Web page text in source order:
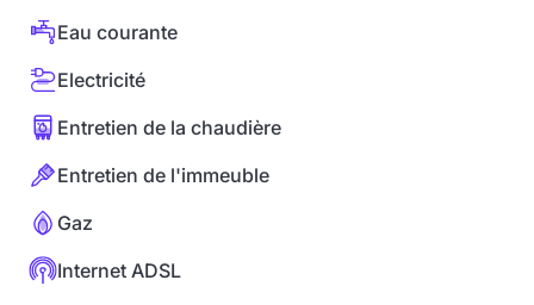
Eau courante
Electricité
Entretien de la chaudière
Entretien de l'immeuble
Gaz
Internet ADSL